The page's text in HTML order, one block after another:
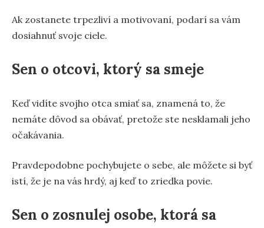
Ak zostanete trpezliví a motivovaní, podarí sa vám
dosiahnuť svoje ciele.
Sen o otcovi, ktorý sa smeje
Keď vidíte svojho otca smiať sa, znamená to, že
nemáte dôvod sa obávať, pretože ste nesklamali jeho
očakávania.
Pravdepodobne pochybujete o sebe, ale môžete si byť
istí, že je na vás hrdý, aj keď to zriedka povie.
Sen o zosnulej osobe, ktorá sa